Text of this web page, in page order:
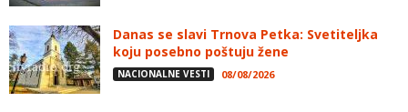
Danas se slavi Trnova Petka: Svetiteljka
koju posebno poštuju žene
NACIONALNE VESTI 08/08/2026